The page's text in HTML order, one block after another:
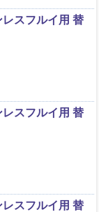
スフルイ用 替
スフルイ用 替
スフルイ用 替